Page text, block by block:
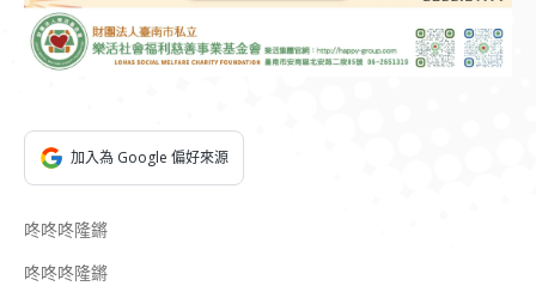
加入為 Google 偏好來源
咚咚咚隆鏘
咚咚咚隆鏘